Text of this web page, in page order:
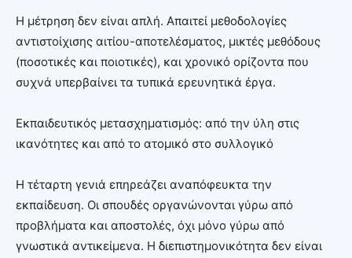
Η μέτρηση δεν είναι απλή. Απαιτεί μεθοδολογίες
αντιστοίχισης αιτίου-αποτελέσματος, μικτές μεθόδους
(ποσοτικές και ποιοτικές), και χρονικό ορίζοντα που
συχνά υπερβαίνει τα τυπικά ερευνητικά έργα.
Εκπαιδευτικός μετασχηματισμός: από την ύλη στις
ικανότητες και από το ατομικό στο συλλογικό
Η τέταρτη γενιά επηρεάζει αναπόφευκτα την
εκπαίδευση. Οι σπουδές οργανώνονται γύρω από
προβλήματα και αποστολές, όχι μόνο γύρω από
γνωστικά αντικείμενα. Η διεπιστημονικότητα δεν είναι